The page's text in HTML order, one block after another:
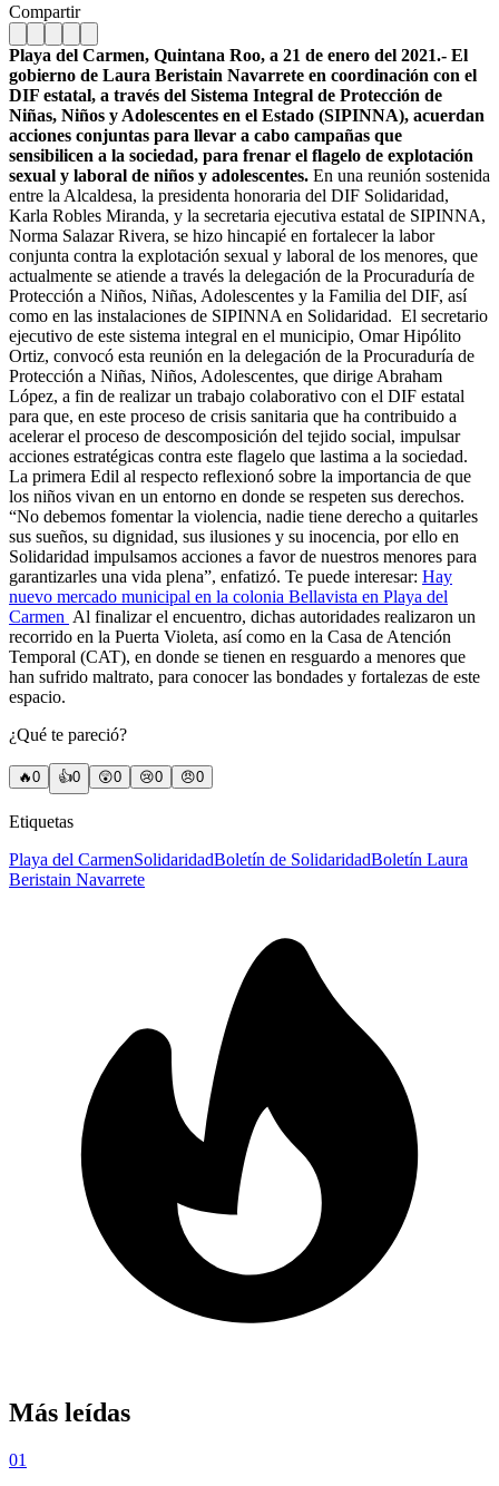
Compartir
Playa del Carmen, Quintana Roo, a 21 de enero del 2021.- El
gobierno de Laura Beristain Navarrete en coordinación con el
DIF estatal, a través del Sistema Integral de Protección de
Niñas, Niños y Adolescentes en el Estado (SIPINNA), acuerdan
acciones conjuntas para llevar a cabo campañas que
sensibilicen a la sociedad, para frenar el flagelo de explotación
sexual y laboral de niños y adolescentes. En una reunión sostenida
entre la Alcaldesa, la presidenta honoraria del DIF Solidaridad,
Karla Robles Miranda, y la secretaria ejecutiva estatal de SIPINNA,
Norma Salazar Rivera, se hizo hincapié en fortalecer la labor
conjunta contra la explotación sexual y laboral de los menores, que
actualmente se atiende a través la delegación de la Procuraduría de
Protección a Niños, Niñas, Adolescentes y la Familia del DIF, así
como en las instalaciones de SIPINNA en Solidaridad. El secretario
ejecutivo de este sistema integral en el municipio, Omar Hipólito
Ortiz, convocó esta reunión en la delegación de la Procuraduría de
Protección a Niñas, Niños, Adolescentes, que dirige Abraham
López, a fin de realizar un trabajo colaborativo con el DIF estatal
para que, en este proceso de crisis sanitaria que ha contribuido a
acelerar el proceso de descomposición del tejido social, impulsar
acciones estratégicas contra este flagelo que lastima a la sociedad.
La primera Edil al respecto reflexionó sobre la importancia de que
los niños vivan en un entorno en donde se respeten sus derechos.
“No debemos fomentar la violencia, nadie tiene derecho a quitarles
sus sueños, su dignidad, sus ilusiones y su inocencia, por ello en
Solidaridad impulsamos acciones a favor de nuestros menores para
garantizarles una vida plena”, enfatizó. Te puede interesar: Hay
nuevo mercado municipal en la colonia Bellavista en Playa del
Carmen Al finalizar el encuentro, dichas autoridades realizaron un
recorrido en la Puerta Violeta, así como en la Casa de Atención
Temporal (CAT), en donde se tienen en resguardo a menores que
han sufrido maltrato, para conocer las bondades y fortalezas de este
espacio.
¿Qué te pareció?
🔥0 👍0 😲0 😢0 😠0
Etiquetas
Playa del CarmenSolidaridadBoletín de SolidaridadBoletín Laura
Beristain Navarrete
Más leídas
01